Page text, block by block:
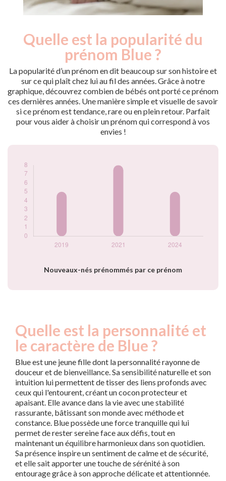
Quelle est la popularité du
prénom Blue ?
La popularité d’un prénom en dit beaucoup sur son histoire et
sur ce qui plaît chez lui au fil des années. Grâce à notre
graphique, découvrez combien de bébés ont porté ce prénom
ces dernières années. Une manière simple et visuelle de savoir
si ce prénom est tendance, rare ou en plein retour. Parfait
pour vous aider à choisir un prénom qui correspond à vos
envies !
Nouveaux-nés prénommés par ce prénom
Popularité du
prénom Blue par
année
Année
Nouveaux-
nés
2021
8
2024
5
Quelle est la personnalité et
le caractère de Blue ?
Blue est une jeune fille dont la personnalité rayonne de
douceur et de bienveillance. Sa sensibilité naturelle et son
intuition lui permettent de tisser des liens profonds avec
ceux qui l'entourent, créant un cocon protecteur et
apaisant. Elle avance dans la vie avec une stabilité
rassurante, bâtissant son monde avec méthode et
constance. Blue possède une force tranquille qui lui
permet de rester sereine face aux défis, tout en
maintenant un équilibre harmonieux dans son quotidien.
Sa présence inspire un sentiment de calme et de sécurité,
et elle sait apporter une touche de sérénité à son
entourage grâce à son approche délicate et attentionnée.